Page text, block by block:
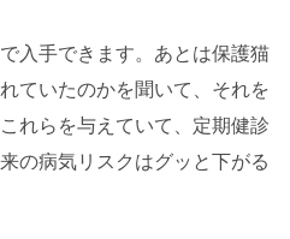
入手できます。あとは保護猫
ていたのかを聞いて、それを
れらを与えていて、定期健診
の病気リスクはグッと下がる